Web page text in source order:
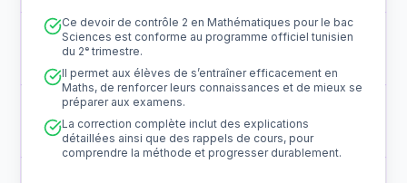
Ce devoir de contrôle 2 en Mathématiques pour le bac
Sciences est conforme au programme officiel tunisien
du 2ᵉ trimestre.
Il permet aux élèves de s’entraîner efficacement en
Maths, de renforcer leurs connaissances et de mieux se
préparer aux examens.
La correction complète inclut des explications
détaillées ainsi que des rappels de cours, pour
comprendre la méthode et progresser durablement.